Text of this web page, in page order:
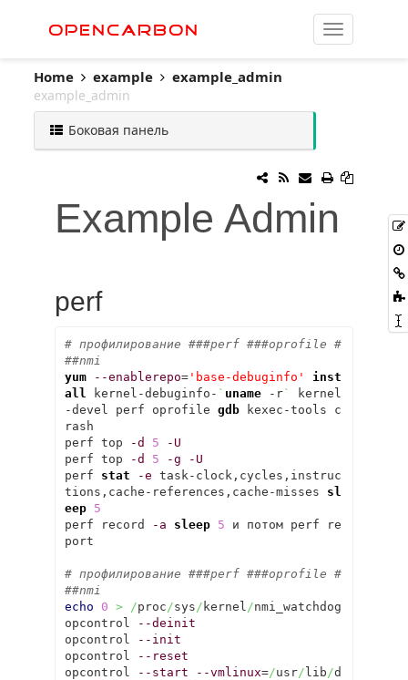
OpenCarbon
Home example example_admin
example_admin
Боковая панель
Example Admin
perf
# профилирование ###perf ###oprofile #
##nmi
yum
--enablerepo='base-debuginfo'
inst
all
kernel-debuginfo- ` uname -r`
kernel
-devel perf oprofile gdb kexec-tools c
rash
perf top
-d 5
-U
perf top
-d 5 -g
-U
perf stat -e task-clock,cycles,instruc
tions,cache-references,cache-misses sl
eep
5
perf record
-a sleep 5 и потом perf re
port
# профилирование ###perf ###oprofile #
##nmi
echo
0 > /proc /sys / kernel /nmi_watchdog
opcontrol
--deinit
opcontrol
--init
opcontrol
--reset
opcontrol
--start --vmlinux=/usr/lib /d